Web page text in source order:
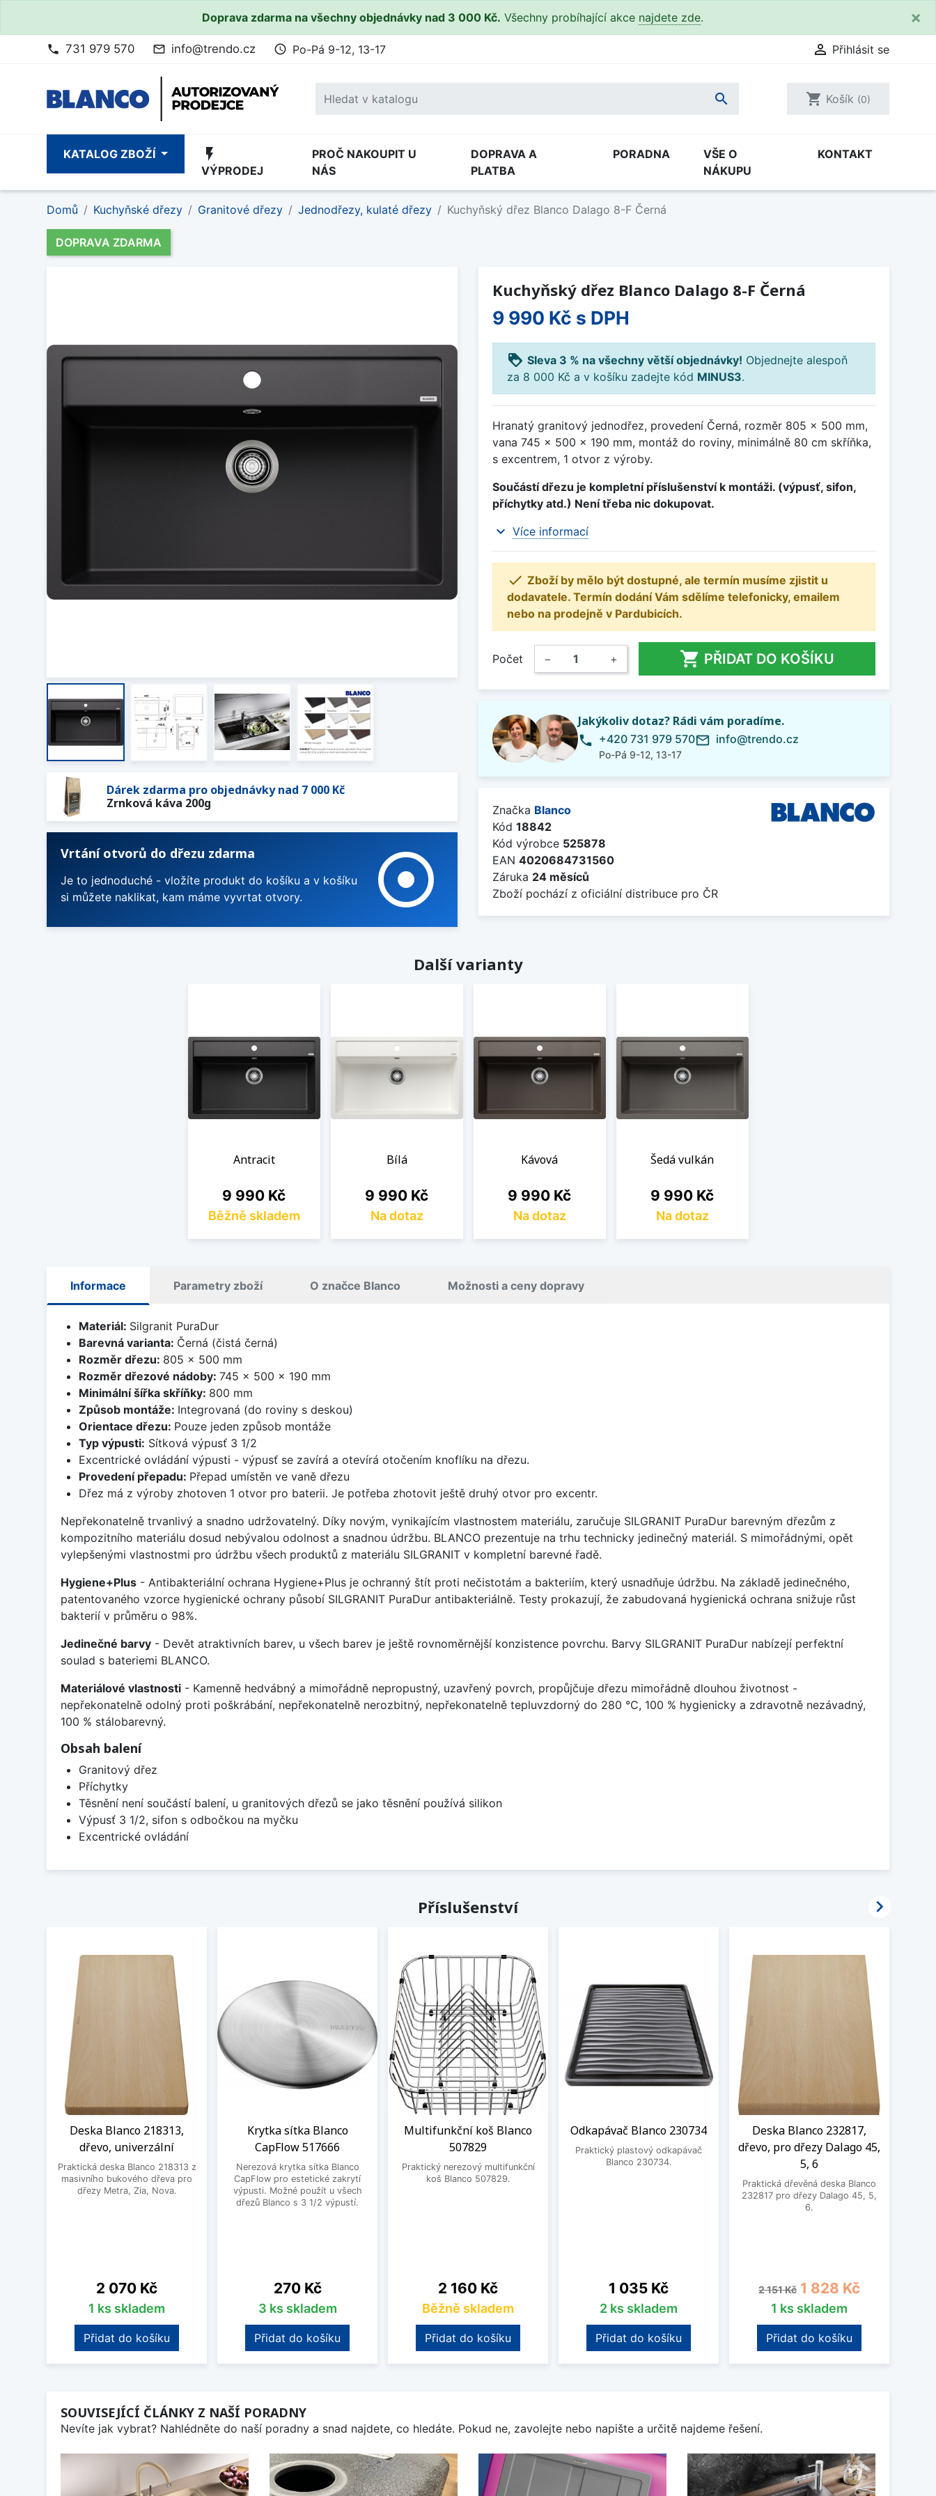
Doprava zdarma na všechny objednávky nad 3 000 Kč. Všechny probíhající akce najdete zde. ×
phone 731 979 570 mail_outline info@trendo.cz access_time Po-Pá 9-12, 13-17  Přihlásit se
 shopping_cart Košík (0)
KATALOG ZBOŽÍ flash_on
VÝPRODEJ
PROČ NAKOUPIT U
NÁS
DOPRAVA A
PLATBA
PORADNA
VŠE O
NÁKUPU
KONTAKT
Domů Kuchyňské dřezy Granitové dřezy Jednodřezy, kulaté dřezy Kuchyňský dřez Blanco Dalago 8-F Černá
DOPRAVA ZDARMA
Dárek zdarma pro objednávky nad 7 000 Kč
Zrnková káva 200g
Vrtání otvorů do dřezu zdarma
Je to jednoduché - vložíte produkt do košíku a v košíku
si můžete naklikat, kam máme vyvrtat otvory.
adjust
Kuchyňský dřez Blanco Dalago 8-F Černá
9 990 Kč s DPH
loyalty Sleva 3 % na všechny větší objednávky! Objednejte alespoň
za 8 000 Kč a v košíku zadejte kód MINUS3.
Hranatý granitový jednodřez, provedení Černá, rozměr 805 x 500 mm,
vana 745 x 500 x 190 mm, montáž do roviny, minimálně 80 cm skříňka,
s excentrem, 1 otvor z výroby.
Součástí dřezu je kompletní příslušenství k montáži. (výpusť, sifon,
příchytky atd.) Není třeba nic dokupovat.
expand_more Více informací
 Zboží by mělo být dostupné, ale termín musíme zjistit u
dodavatele. Termín dodání Vám sdělíme telefonicky, emailem
nebo na prodejně v Pardubicích.
Počet − +  PŘIDAT DO KOŠÍKU
Jakýkoliv dotaz? Rádi vám poradíme.
phone +420 731 979 570
Po-Pá 9-12, 13-17
mail_outline info@trendo.cz
Značka Blanco
Kód 18842
Kód výrobce 525878
EAN 4020684731560
Záruka 24 měsíců
Zboží pochází z oficiální distribuce pro ČR
Další varianty
Antracit
Cena
9 990 Kč
Běžně skladem
Bílá
Cena
9 990 Kč
Na dotaz
Kávová
Cena
9 990 Kč
Na dotaz
Šedá vulkán
Cena
9 990 Kč
Na dotaz
Informace Parametry zboží O značce Blanco Možnosti a ceny dopravy
Materiál: Silgranit PuraDur
Barevná varianta: Černá (čistá černá)
Rozměr dřezu: 805 x 500 mm
Rozměr dřezové nádoby: 745 x 500 x 190 mm
Minimální šířka skříňky: 800 mm
Způsob montáže: Integrovaná (do roviny s deskou)
Orientace dřezu: Pouze jeden způsob montáže
Typ výpusti: Sítková výpusť 3 1/2
Excentrické ovládání výpusti - výpusť se zavírá a otevírá otočením knoflíku na dřezu.
Provedení přepadu: Přepad umístěn ve vaně dřezu
Dřez má z výroby zhotoven 1 otvor pro baterii. Je potřeba zhotovit ještě druhý otvor pro excentr.
Nepřekonatelně trvanlivý a snadno udržovatelný. Díky novým, vynikajícím vlastnostem materiálu, zaručuje SILGRANIT PuraDur barevným dřezům z
kompozitního materiálu dosud nebývalou odolnost a snadnou údržbu. BLANCO prezentuje na trhu technicky jedinečný materiál. S mimořádnými, opět
vylepšenými vlastnostmi pro údržbu všech produktů z materiálu SILGRANIT v kompletní barevné řadě.
Hygiene+Plus - Antibakteriální ochrana Hygiene+Plus je ochranný štít proti nečistotám a bakteriím, který usnadňuje údržbu. Na základě jedinečného,
patentovaného vzorce hygienické ochrany působí SILGRANIT PuraDur antibakteriálně. Testy prokazují, že zabudovaná hygienická ochrana snižuje růst
bakterií v průměru o 98%.
Jedinečné barvy - Devět atraktivních barev, u všech barev je ještě rovnoměrnější konzistence povrchu. Barvy SILGRANIT PuraDur nabízejí perfektní
soulad s bateriemi BLANCO.
Materiálové vlastnosti - Kamenně hedvábný a mimořádně nepropustný, uzavřený povrch, propůjčuje dřezu mimořádně dlouhou životnost -
nepřekonatelně odolný proti poškrábání, nepřekonatelně nerozbitný, nepřekonatelně tepluvzdorný do 280 °C, 100 % hygienicky a zdravotně nezávadný,
100 % stálobarevný.
Obsah balení
Granitový dřez
Příchytky
Těsnění není součástí balení, u granitových dřezů se jako těsnění používá silikon
Výpusť 3 1/2, sifon s odbočkou na myčku
Excentrické ovládání
Příslušenství
Deska Blanco 218313,
dřevo, univerzální
Praktická deska Blanco 218313 z
masivního bukového dřeva pro
dřezy Metra, Zia, Nova.
Cena
2 070 Kč
1 ks skladem
Přidat do košíku
Krytka sítka Blanco
CapFlow 517666
Nerezová krytka sítka Blanco
CapFlow pro estetické zakrytí
výpusti. Možné použít u všech
dřezů Blanco s 3 1/2 výpustí.
Cena
270 Kč
3 ks skladem
Přidat do košíku
Multifunkční koš Blanco
507829
Praktický nerezový multifunkční
koš Blanco 507829.
Cena
2 160 Kč
Běžně skladem
Přidat do košíku
Odkapávač Blanco 230734
Praktický plastový odkapávač
Blanco 230734.
Cena
1 035 Kč
2 ks skladem
Přidat do košíku
Deska Blanco 232817,
dřevo, pro dřezy Dalago 45,
5, 6
Praktická dřevěná deska Blanco
232817 pro dřezy Dalago 45, 5,
6.
Běžná cena
2 151 Kč Cena
1 828 Kč
1 ks skladem
Přidat do košíku

SOUVISEJÍCÍ ČLÁNKY Z NAŠÍ PORADNY
Nevíte jak vybrat? Nahlédněte do naší poradny a snad najdete, co hledáte. Pokud ne, zavolejte nebo napište a určitě najdeme řešení.